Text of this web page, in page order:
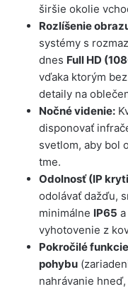
širšie okolie
Rozlíšenie
systémy s
dnes Full HD
vďaka ktorým
detaily na
Nočné videnie:
disponovať
svetlom, aby bol
tme.
Odolnosť (IP
odolávať dažďu,
minimálne IP65
vyhotovenie z
Pokročilé
pohybu
nahrávanie